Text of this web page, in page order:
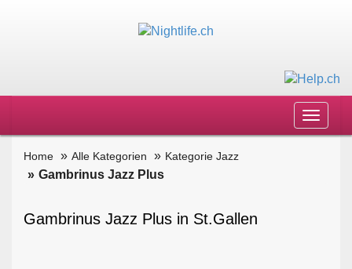
Toggle
Home Alle Kategorien Kategorie Jazz
Gambrinus Jazz Plus
Gambrinus Jazz Plus in St.Gallen